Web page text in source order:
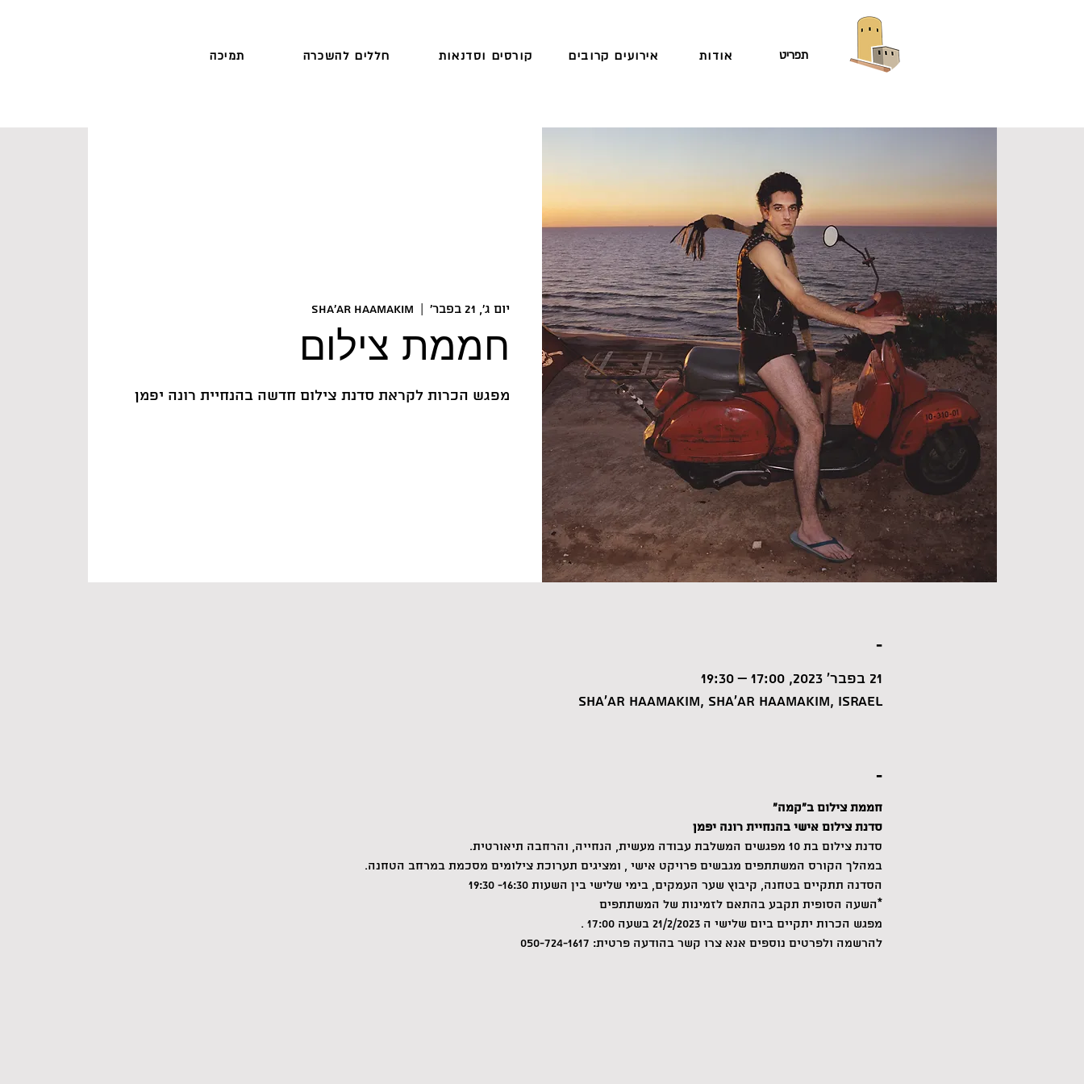
תמיכה חללים להשכרה קורסים וסדנאות אירועים קרובים אודות תפריט
יום ג׳, 21 בפבר׳ Sha'ar HaAmakim
חממת צילום
מפגש הכרות לקראת סדנת צילום חדשה בהנחיית רונה יפמן
-
21 בפבר׳ 2023, 17:00 – 19:30
Sha'ar HaAmakim, Sha'ar HaAmakim, Israel
-
חממת צילום ב״קמה״
סדנת צילום אישי בהנחיית רונה יפמן
סדנת צילום בת 10 מפגשים המשלבת עבודה מעשית, הנחייה, והרחבה תיאורטית.
במהלך הקורס המשתתפים מגבשים פרויקט אישי , ומציגים תערוכת צילומים מסכמת במרחב הטחנה.
הסדנה תתקיים בטחנה, קיבוץ שער העמקים, בימי שלישי בין השעות 16:30- 19:30
*השעה הסופית תקבע בהתאם לזמינות של המשתתפים
מפגש הכרות יתקיים ביום שלישי ה 21/2/2023 בשעה 17:00 .
להרשמה ולפרטים נוספים אנא צרו קשר בהודעה פרטית: 050-724-1617